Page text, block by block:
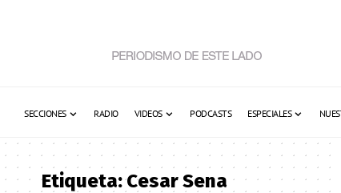
SECCIONES RADIO VIDEOS PODCASTS ESPECIALES
Etiqueta:Cesar Sena